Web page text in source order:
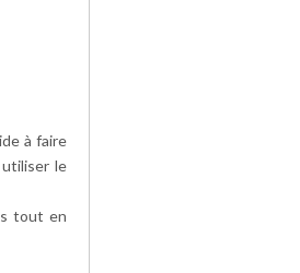
à faire
utiliser le
tout en